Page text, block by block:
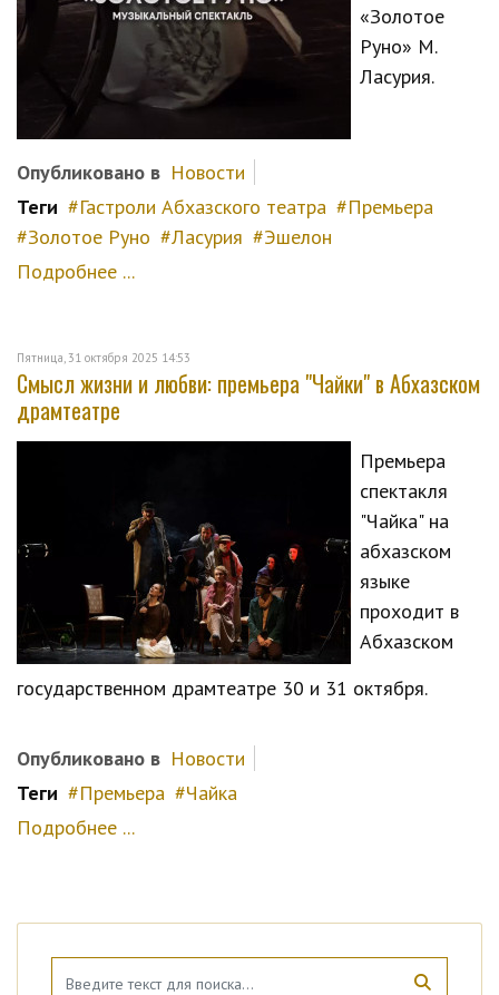
«Золотое
Руно» М.
Ласурия.
Опубликовано в Новости
Теги
Гастроли Абхазского театра
Премьера
Золотое Руно
Ласурия
Эшелон
Подробнее ...
Пятница, 31 октября 2025 14:53
Смысл жизни и любви: премьера "Чайки" в Абхазском
драмтеатре
Премьера
спектакля
"Чайка" на
абхазском
языке
проходит в
Абхазском
государственном драмтеатре 30 и 31 октября.
Опубликовано в Новости
Теги
Премьера
Чайка
Подробнее ...